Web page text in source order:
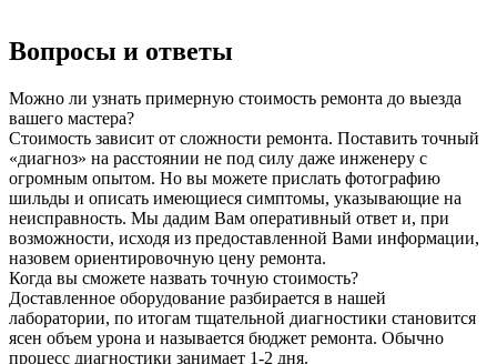
Вопросы и ответы
Можно ли узнать примерную стоимость ремонта до выезда
вашего мастера?
Стоимость зависит от сложности ремонта. Поставить точный
«диагноз» на расстоянии не под силу даже инженеру с
огромным опытом. Но вы можете прислать фотографию
шильды и описать имеющиеся симптомы, указывающие на
неисправность. Мы дадим Вам оперативный ответ и, при
возможности, исходя из предоставленной Вами информации,
назовем ориентировочную цену ремонта.
Когда вы сможете назвать точную стоимость?
Доставленное оборудование разбирается в нашей
лаборатории, по итогам тщательной диагностики становится
ясен объем урона и называется бюджет ремонта. Обычно
процесс диагностики занимает 1-2 дня.